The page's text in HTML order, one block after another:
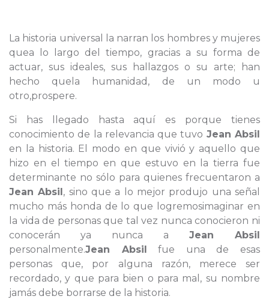
La historia universal la narran los hombres y mujeres
quea lo largo del tiempo, gracias a su forma de
actuar, sus ideales, sus hallazgos o su arte; han
hecho quela humanidad, de un modo u
otro,prospere.
Si has llegado hasta aquí es porque tienes
conocimiento de la relevancia que tuvo Jean Absil
en la historia. El modo en que vivió y aquello que
hizo en el tiempo en que estuvo en la tierra fue
determinante no sólo para quienes frecuentaron a
Jean Absil, sino que a lo mejor produjo una señal
mucho más honda de lo que logremosimaginar en
la vida de personas que tal vez nunca conocieron ni
conocerán ya nunca a Jean Absil
personalmente.Jean Absil fue una de esas
personas que, por alguna razón, merece ser
recordado, y que para bien o para mal, su nombre
jamás debe borrarse de la historia.